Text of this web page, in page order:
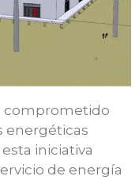
comprometido
energéticas
iniciativa
de energía